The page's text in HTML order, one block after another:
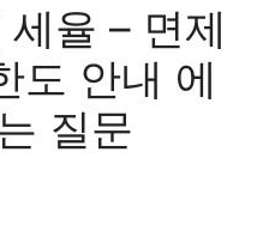
율 – 면제
도 안내 에
질문